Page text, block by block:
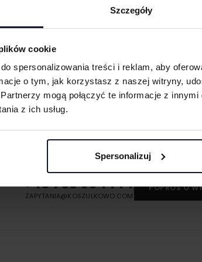
Szczegóły
cookie
spersonalizowania treści i reklam, aby
o tym, jak korzystasz z naszej witryny,
mogą połączyć te informacje z
z ich usług.
Spersonalizuj
W wyniku
przy większych
merchu.
wyciętego
odzieży
w której
na
masz pytania odnośnie naszych produktów, zdobień
specjaliści chętnie Ci pomogą.
+48 733 904 144
ZAPYTANIA@KOSZULKOWO.COM
POPROŚ O